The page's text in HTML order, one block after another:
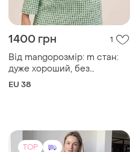
1400 грн 1
Від mangoрозмір: m стан:
дуже хороший, без
дефектів та пошкоджень.
EU 38
TOP